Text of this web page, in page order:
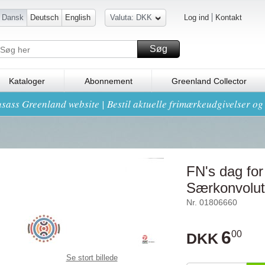
Dansk Deutsch English Valuta: DKK Log ind Kontakt
Søg
Kataloger Abonnement Greenland Collector
Greenland website | Bestil aktuelle frimærkeudgivelser
Se stort billede
FN's dag
Særkonvolut
Nr. 01806660
DKK 600